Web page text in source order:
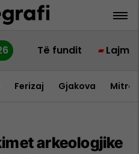
Të fundit Lajme
Ferizaj Gjakova
arkeologjike